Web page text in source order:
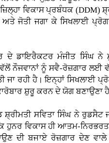
ਵਿਕਾਸ ਪ੍ਰਬੰਧਕ (DDM)
ਅਤੇ ਜੋਤੀ ਜਗਾ ਕੇ ਸਿਖਲਾਈ
ਦੇ ਡਾਇਰੈਕਟਰ ਮੰਜੀਤ ਸਿੰਘ ਨੇ
ਨੌਜਵਾਨਾਂ ਨੂੰ ਸਵੈ-ਰੋਜ਼ਗਾਰ ਲਈ
ਜਾ ਰਹੀ ਹੈ। ਇਨ੍ਹਾਂ ਸਿਖਲਾਈ
ਸ਼ੁਰੂ ਕਰਨ ਦੇ ਯੋਗ ਬਣਾਉਣਾ
ਸ਼੍ਰੀਮਤੀ ਸਵਿਤਾ ਸਿੰਘ ਨੇ
ਹੁਨਰ ਵਿਕਾਸ ਹੀ ਆਤਮ-
ਦੀ ਬਜਾਏ ਰੋਜ਼ਗਾਰ ਦੇਣ